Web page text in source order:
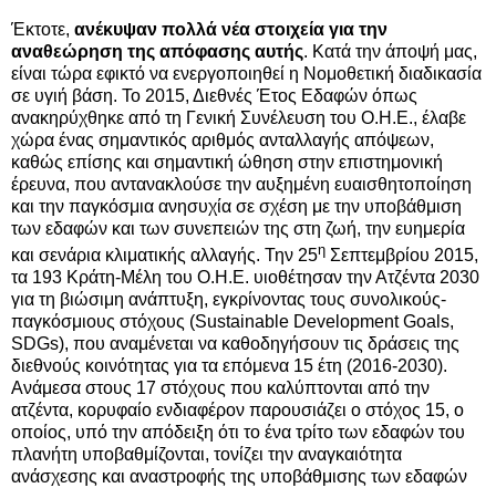
Έκτοτε, ανέκυψαν πολλά νέα στοιχεία για την
αναθεώρηση της απόφασης αυτής. Κατά την άποψή μας,
είναι τώρα εφικτό να ενεργοποιηθεί η Νομοθετική διαδικασία
σε υγιή βάση. Το 2015, Διεθνές Έτος Εδαφών όπως
ανακηρύχθηκε από τη Γενική Συνέλευση του Ο.Η.Ε., έλαβε
χώρα ένας σημαντικός αριθμός ανταλλαγής απόψεων,
καθώς επίσης και σημαντική ώθηση στην επιστημονική
έρευνα, που αντανακλούσε την αυξημένη ευαισθητοποίηση
και την παγκόσμια ανησυχία σε σχέση με την υποβάθμιση
των εδαφών και των συνεπειών της στη ζωή, την ευημερία
και σενάρια κλιματικής αλλαγής. Την 25η Σεπτεμβρίου 2015,
τα 193 Κράτη-Μέλη του Ο.Η.Ε. υιοθέτησαν την Ατζέντα 2030
για τη βιώσιμη ανάπτυξη, εγκρίνοντας τους συνολικούς-
παγκόσμιους στόχους (Sustainable Development Goals,
SDGs), που αναμένεται να καθοδηγήσουν τις δράσεις της
διεθνούς κοινότητας για τα επόμενα 15 έτη (2016-2030).
Ανάμεσα στους 17 στόχους που καλύπτονται από την
ατζέντα, κορυφαίο ενδιαφέρον παρουσιάζει ο στόχος 15, ο
οποίος, υπό την απόδειξη ότι το ένα τρίτο των εδαφών του
πλανήτη υποβαθμίζονται, τονίζει την αναγκαιότητα
ανάσχεσης και αναστροφής της υποβάθμισης των εδαφών